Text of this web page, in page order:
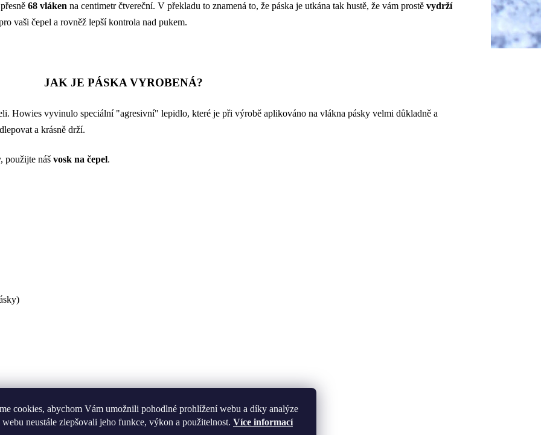
cookies, abychom Vám umožnili pohodlné prohlížení webu a díky analýze
neustále zlepšovali jeho funkce, výkon a použitelnost. Více informací
68 vláken na centimetr čtvereční. V překladu to znamená to, že páska je utkána tak hustě, že vám prostě vydrží
vaši čepel a rovněž lepší kontrola nad pukem.
JAK JE PÁSKA VYROBENÁ?
Howies vyvinulo speciální "agresivní" lepidlo, které je při výrobě aplikováno na vlákna pásky velmi důkladně a
a krásně drží.
použijte náš vosk na čepel.
Jak si obalit čepel hokejky